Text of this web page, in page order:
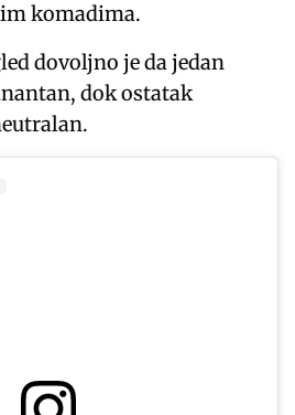
komadima.
dovoljno je da jedan
dok ostatak